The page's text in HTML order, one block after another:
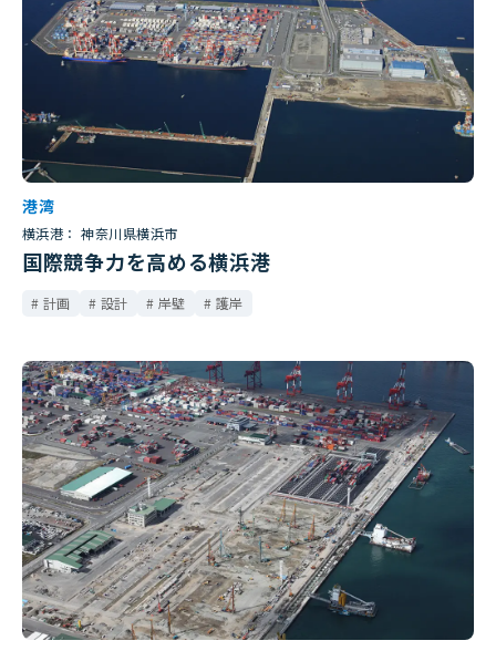
港湾
横浜港： 神奈川県横浜市
国際競争力を高める横浜港
計画 設計 岸壁 護岸